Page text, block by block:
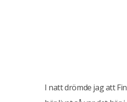
I natt drömde jag att